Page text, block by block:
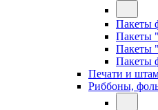
Пакеты
Пакеты
Пакеты
Пакеты
Печати и
Риббоны,